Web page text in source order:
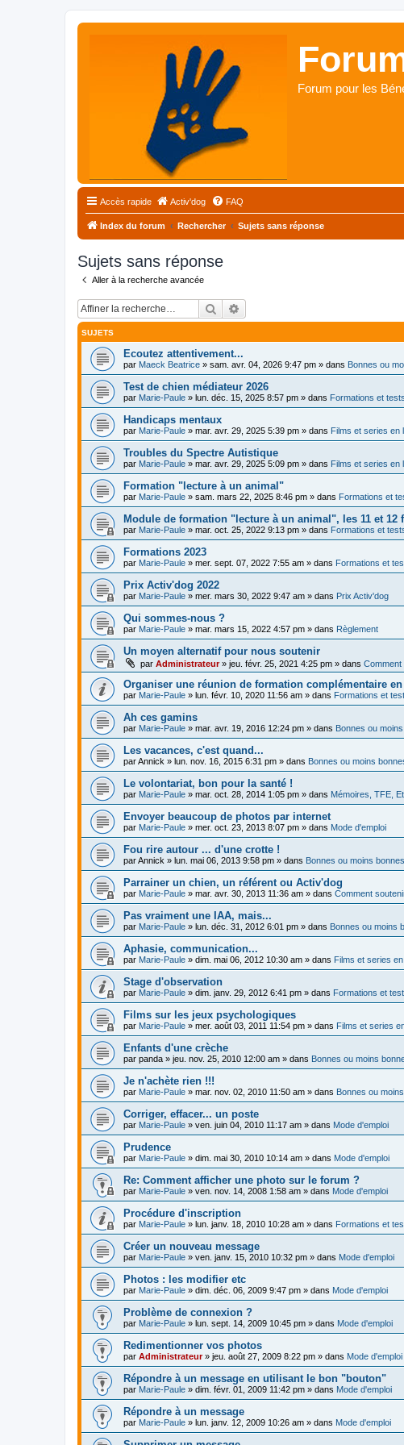
Forum pour les
Accès rapide Activ'dog FAQ
Index du forum Rechercher Sujets sans réponse
Sujets sans réponse
Aller à la recherche avancée
Rechercher
SUJETS
Ecoutez attentivement...
par Maeck Beatrice » sam. avr. 04, 2026 9:47 pm » dans Bonnes ou
Test de chien médiateur 2026
par Marie-Paule » lun. déc. 15, 2025 8:57 pm » dans Formations et
Handicaps mentaux
par Marie-Paule » mar. avr. 29, 2025 5:39 pm » dans Films et series en
Troubles du Spectre Autistique
par Marie-Paule » mar. avr. 29, 2025 5:09 pm » dans Films et series en
Formation "lecture à un animal"
par Marie-Paule » sam. mars 22, 2025 8:46 pm » dans Formations et
Module de formation "lecture à un animal", les 11 et 12
par Marie-Paule » mar. oct. 25, 2022 9:13 pm » dans Formations et
Formations 2023
par Marie-Paule » mer. sept. 07, 2022 7:55 am » dans Formations et
Prix Activ'dog 2022
par Marie-Paule » mer. mars 30, 2022 9:47 am » dans Prix Activ'dog
Qui sommes-nous ?
par Marie-Paule » mar. mars 15, 2022 4:57 pm » dans Règlement
Un moyen alternatif pour nous soutenir
par Administrateur» jeu. févr. 25, 2021 4:25 pm » dans Comment
Organiser une réunion de formation complémentaire
par Marie-Paule » lun. févr. 10, 2020 11:56 am » dans Formations et
Ah ces gamins
par Marie-Paule » mar. avr. 19, 2016 12:24 pm » dans Bonnes ou
Les vacances, c'est quand...
parAnnick » lun. nov. 16, 2015 6:31 pm » dans Bonnes ou moins
Le volontariat, bon pour la santé !
par Marie-Paule » mar. oct. 28, 2014 1:05 pm » dans Mémoires, TFE,
Envoyer beaucoup de photos par internet
par Marie-Paule » mer. oct. 23, 2013 8:07 pm » dans Mode d'emploi
Fou rire autour ... d'une crotte !
parAnnick » lun. mai 06, 2013 9:58 pm » dans Bonnes ou moins
Parrainer un chien, un référent ou Activ'dog
par Marie-Paule » mar. avr. 30, 2013 11:36 am » dans Comment
Pas vraiment une IAA, mais...
par Marie-Paule » lun. déc. 31, 2012 6:01 pm » dans Bonnes ou moins
Aphasie, communication...
par Marie-Paule » dim. mai 06, 2012 10:30 am » dans Films et series
Stage d'observation
par Marie-Paule » dim. janv. 29, 2012 6:41 pm » dans Formations et
Films sur les jeux psychologiques
par Marie-Paule » mer. août 03, 2011 11:54 pm » dans Films et series
Enfants d'une crèche
par panda » jeu. nov. 25, 2010 12:00 am » dans Bonnes ou moins
Je n'achète rien !!!
par Marie-Paule » mar. nov. 02, 2010 11:50 am » dans Bonnes ou
Corriger, effacer... un poste
par Marie-Paule » ven. juin 04, 2010 11:17 am » dans Mode d'emploi
Prudence
par Marie-Paule » dim. mai 30, 2010 10:14 am » dans Mode d'emploi
Re: Comment afficher une photo sur le forum ?
par Marie-Paule » ven. nov. 14, 2008 1:58 am » dans Mode d'emploi
Procédure d'inscription
par Marie-Paule » lun. janv. 18, 2010 10:28 am » dans Formations et
Créer un nouveau message
par Marie-Paule » ven. janv. 15, 2010 10:32 pm » dans Mode d'emploi
Photos : les modifier etc
par Marie-Paule » dim. déc. 06, 2009 9:47 pm » dans Mode d'emploi
Problème de connexion ?
par Marie-Paule » lun. sept. 14, 2009 10:45 pm » dans Mode d'emploi
Redimentionner vos photos
par Administrateur» jeu. août 27, 2009 8:22 pm » dans Mode d'emploi
Répondre à un message en utilisant le bon "bouton"
par Marie-Paule » dim. févr. 01, 2009 11:42 pm » dans Mode d'emploi
Répondre à un message
par Marie-Paule » lun. janv. 12, 2009 10:26 am » dans Mode d'emploi